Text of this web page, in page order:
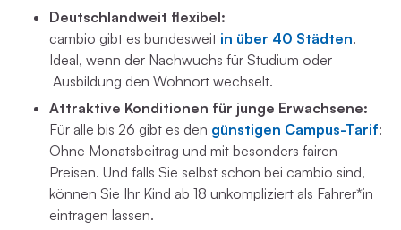
Deutschlandweit flexibel:
cambio gibt es bundesweit in über 40 Städten.
Ideal, wenn der Nachwuchs für Studium oder
Ausbildung den Wohnort wechselt.
Attraktive Konditionen für junge Erwachsene:
Für alle bis 26 gibt es den günstigen Campus-Tarif:
Ohne Monatsbeitrag und mit besonders fairen
Preisen. Und falls Sie selbst schon bei cambio sind,
können Sie Ihr Kind ab 18 unkompliziert als Fahrer*in
eintragen lassen.